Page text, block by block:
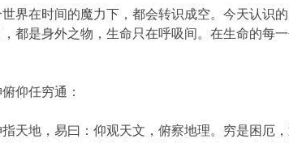
在时间的魔力下，都会转识成空。今天认识的
都是身外之物，生命只在呼吸间。在生命的每
任穷通：
地，易曰：仰观天文，俯察地理。穷是困厄，